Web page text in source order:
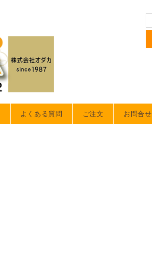
よくある質問 ご注文 お問合せ